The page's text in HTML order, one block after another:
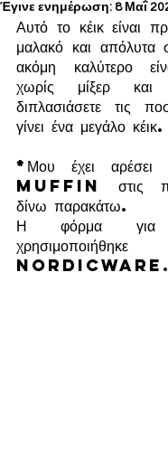
Έγινε ενημέρωση: 8 Μαΐ
Αυτό το κέικ είναι
μαλακό και απόλυτα
ακόμη καλύτερο
χωρίς μίξερ
διπλασιάσετε τις
γίνει ένα μεγάλο κέικ.
*Μου έχει αρέσει
muffin στις
δίνω παρακάτω.
Η φόρμα για
Nordicware.